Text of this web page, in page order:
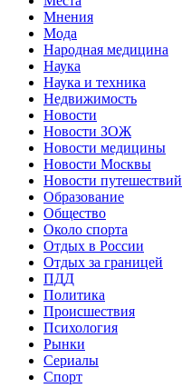
Мнения
Мода
Народная медицина
Наука
Наука и техника
Недвижимость
Новости
Новости ЗОЖ
Новости медицины
Новости Москвы
Новости путешествий
Образование
Общество
Около спорта
Отдых в России
Отдых за границей
ПДД
Политика
Происшествия
Психология
Рынки
Сериалы
Спорт